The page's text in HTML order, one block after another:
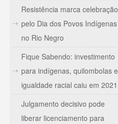
Resistência marca celebração
pelo Dia dos Povos Indígenas
no Rio Negro
Fique Sabendo: investimento
para indígenas, quilombolas e
igualdade racial caiu em 2021
Julgamento decisivo pode
liberar licenciamento para